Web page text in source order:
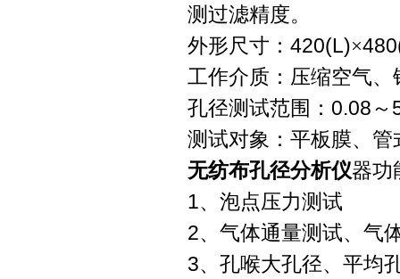
测过滤精度。
外形尺寸： 420(L)×
工作介质：压缩空气、
孔径测试范围： 0.08～
测试对象：平板膜、
无纺布孔径分析仪器功
1、泡点压力测试
2、气体通量测试、气
3、孔喉大孔径、平均